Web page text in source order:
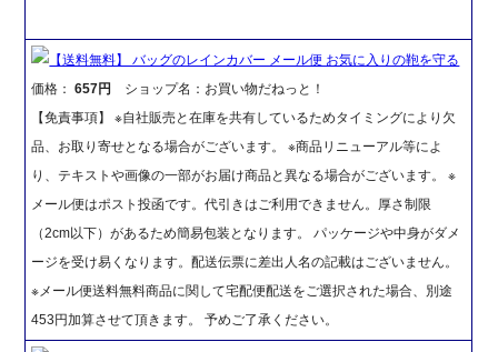
【送料無料】 バッグのレインカバー メール便 お気に入りの鞄を守る
価格：657円
ショップ名：お買い物だねっと！
【免責事項】 ※自社販売と在庫を共有しているためタイミングにより欠
品、お取り寄せとなる場合がございます。 ※商品リニューアル等によ
り、テキストや画像の一部がお届け商品と異なる場合がございます。 ※
メール便はポスト投函です。代引きはご利用できません。厚さ制限
（2cm以下）があるため簡易包装となります。 パッケージや中身がダメ
ージを受け易くなります。配送伝票に差出人名の記載はございません。
※メール便送料無料商品に関して宅配便配送をご選択された場合、別途
453円加算させて頂きます。 予めご了承ください。